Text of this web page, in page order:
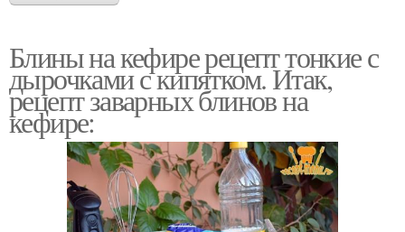
Блины на кефире рецепт тонкие с
дырочками с кипятком. Итак,
рецепт заварных блинов на
кефире: